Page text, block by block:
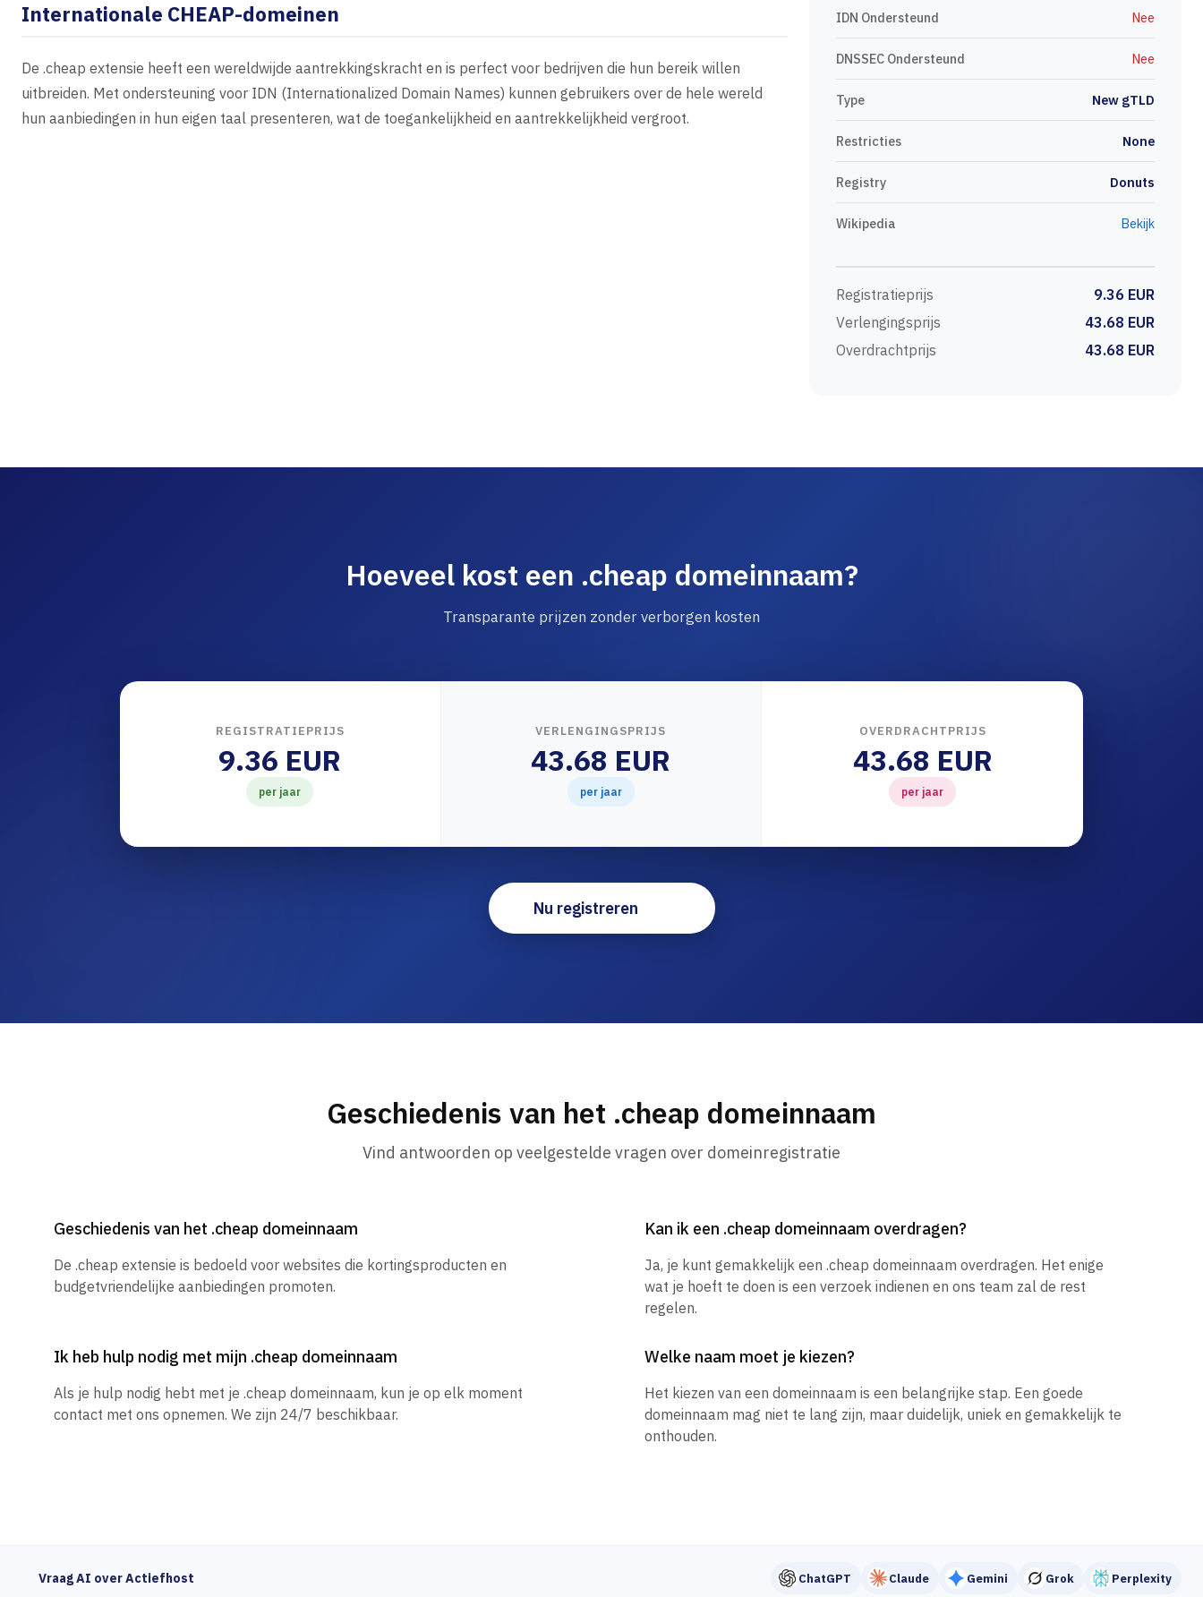
Internationale CHEAP-domeinen
De .cheap extensie heeft een wereldwijde aantrekkingskracht en is perfect voor bedrijven die hun bereik willen
uitbreiden. Met ondersteuning voor IDN (Internationalized Domain Names) kunnen gebruikers over de hele wereld
hun aanbiedingen in hun eigen taal presenteren, wat de toegankelijkheid en aantrekkelijkheid vergroot.
IDN Ondersteund Nee
DNSSEC Ondersteund Nee
Type New gTLD
Restricties None
Registry Donuts
Wikipedia Bekijk
Registratieprijs
9.36 EUR
Verlengingsprijs
43.68 EUR
Overdrachtprijs
43.68 EUR
Hoeveel kost een .cheap domeinnaam?
Transparante prijzen zonder verborgen kosten
REGISTRATIEPRIJS
9.36 EUR
per jaar
VERLENGINGSPRIJS
43.68 EUR
per jaar
OVERDRACHTPRIJS
43.68 EUR
per jaar
Nu registreren
Geschiedenis van het .cheap domeinnaam
Vind antwoorden op veelgestelde vragen over domeinregistratie
Geschiedenis van het .cheap domeinnaam
De .cheap extensie is bedoeld voor websites die kortingsproducten en
budgetvriendelijke aanbiedingen promoten.
Kan ik een .cheap domeinnaam overdragen?
Ja, je kunt gemakkelijk een .cheap domeinnaam overdragen. Het enige
wat je hoeft te doen is een verzoek indienen en ons team zal de rest
regelen.
Ik heb hulp nodig met mijn .cheap domeinnaam
Als je hulp nodig hebt met je .cheap domeinnaam, kun je op elk moment
contact met ons opnemen. We zijn 24/7 beschikbaar.
Welke naam moet je kiezen?
Het kiezen van een domeinnaam is een belangrijke stap. Een goede
domeinnaam mag niet te lang zijn, maar duidelijk, uniek en gemakkelijk te
onthouden.
Vraag AI over Actiefhost ChatGPT Claude Gemini Grok Perplexity